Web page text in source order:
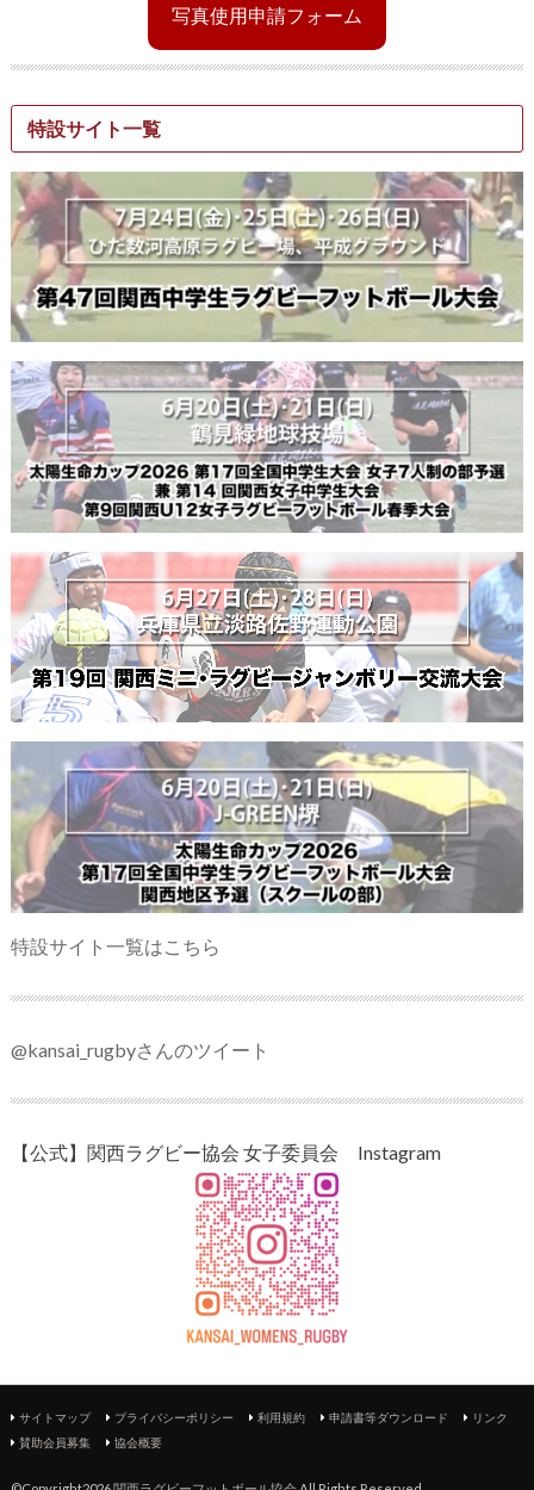
写真使用申請フォーム
特設サイト一覧
特設サイト一覧はこちら
@kansai_rugbyさんのツイート
【公式】関西ラグビー協会 女子委員会 Instagram
サイトマップ プライバシーポリシー 利用規約 申請書等ダウンロード
リンク
賛助会員募集
協会概要